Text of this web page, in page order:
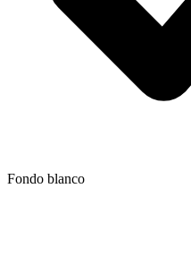
Fondo blanco